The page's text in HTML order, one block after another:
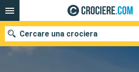
Cercare una crociera